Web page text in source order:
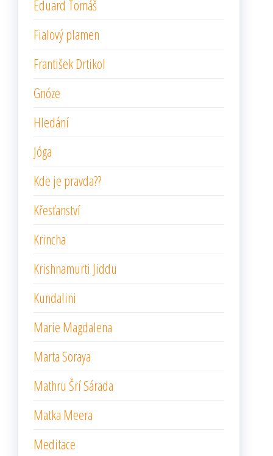
Eduard Tomáš
Fialový plamen
František Drtikol
Gnóze
Hledání
Jóga
Kde je pravda??
Křesťanství
Krincha
Krishnamurti Jiddu
Kundalini
Marie Magdalena
Marta Soraya
Mathru Šrí Sárada
Matka Meera
Meditace